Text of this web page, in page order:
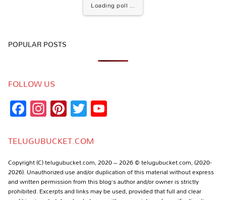
Loading poll ...
POPULAR POSTS
FOLLOW US
Facebook
Instagram
Pinterest
Twitter
TELUGUBUCKET.COM
Copyright (C) telugubucket.com, 2020 – 2026 © telugubucket.com, (2020-
2026). Unauthorized use and/or duplication of this material without express
and written permission from this blog’s author and/or owner is strictly
prohibited. Excerpts and links may be used, provided that full and clear